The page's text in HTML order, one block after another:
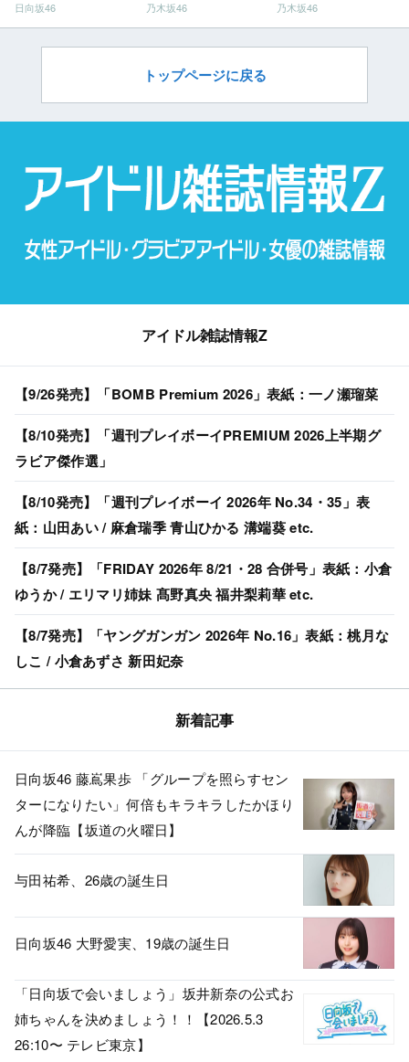
日向坂46 乃木坂46 乃木坂46
トップページに戻る
アイドル雑誌情報Z
【9/26発売】「BOMB Premium 2026」表紙：一ノ瀬瑠菜
【8/10発売】「週刊プレイボーイPREMIUM 2026上半期グ
ラビア傑作選」
【8/10発売】「週刊プレイボーイ 2026年 No.34・35」表
紙：山田あい / 麻倉瑞季 青山ひかる 溝端葵 etc.
【8/7発売】「FRIDAY 2026年 8/21・28 合併号」表紙：小倉
ゆうか / エリマリ姉妹 髙野真央 福井梨莉華 etc.
【8/7発売】「ヤングガンガン 2026年 No.16」表紙：桃月な
しこ / 小倉あずさ 新田妃奈
新着記事
日向坂46 藤嶌果歩 「グループを照らすセン
ターになりたい」何倍もキラキラしたかほり
んが降臨【坂道の火曜日】
与田祐希、26歳の誕生日
日向坂46 大野愛実、19歳の誕生日
「日向坂で会いましょう」坂井新奈の公式お
姉ちゃんを決めましょう！！【2026.5.3
26:10〜 テレビ東京】